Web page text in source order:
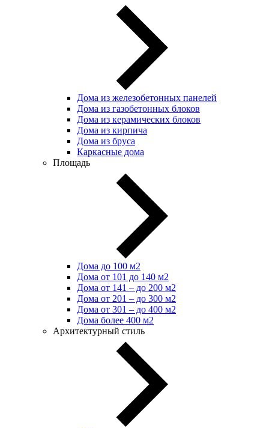
Дома из железобетонных панелей
Дома из газобетонных блоков
Дома из керамических блоков
Дома из кирпича
Дома из бруса
Каркасные дома
Площадь
Дома до 100 м2
Дома от 101 до 140 м2
Дома от 141 – до 200 м2
Дома от 201 – до 300 м2
Дома от 301 – до 400 м2
Дома более 400 м2
Архитектурный стиль